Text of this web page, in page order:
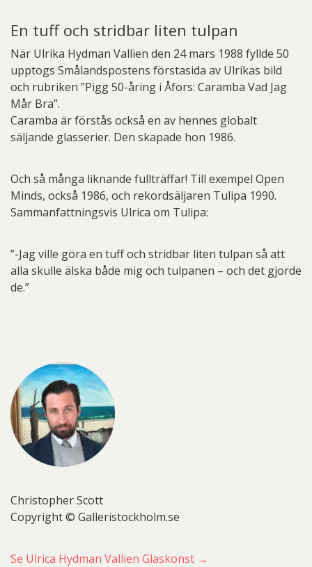
En tuff och stridbar liten tulpan
När Ulrika Hydman Vallien den 24 mars 1988 fyllde 50
upptogs Smålandspostens förstasida av Ulrikas bild
och rubriken ”Pigg 50-åring i Åfors: Caramba Vad Jag
Mår Bra”.
Caramba är förstås också en av hennes globalt
säljande glasserier. Den skapade hon 1986.
Och så många liknande fullträffar! Till exempel Open
Minds, också 1986, och rekordsäljaren Tulipa 1990.
Sammanfattningsvis Ulrica om Tulipa:
”-Jag ville göra en tuff och stridbar liten tulpan så att
alla skulle älska både mig och tulpanen – och det gjorde
de.”
Christopher Scott
Copyright © Galleristockholm.se
Se Ulrica Hydman Vallien Glaskonst →